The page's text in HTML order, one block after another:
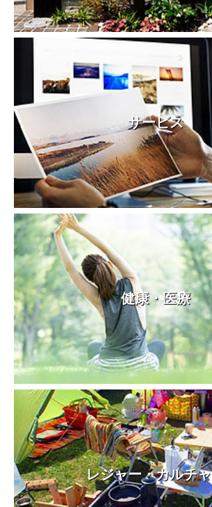
サービス
健康・医療
レジャー・カルチ